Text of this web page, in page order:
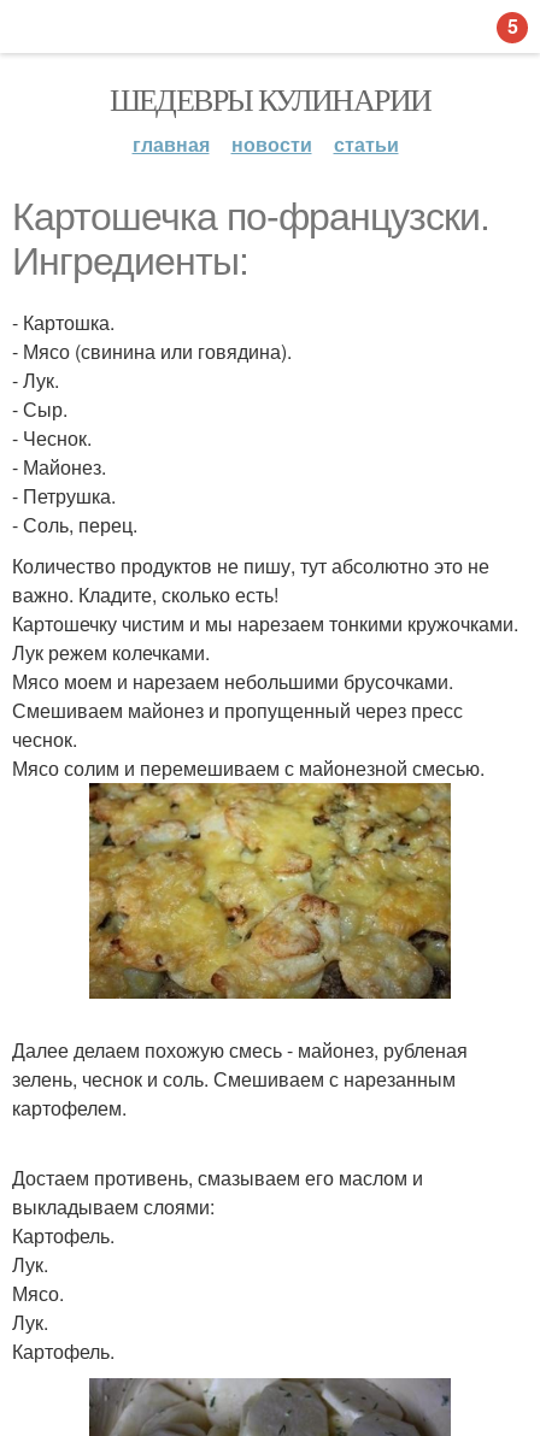
ШЕДЕВРЫ КУЛИНАРИИ
главная новости статьи
Картошечка по-французски.
Ингредиенты:
- Картошка.
- Мясо (свинина или говядина).
- Лук.
- Сыр.
- Чеснок.
- Майонез.
- Петрушка.
- Соль, перец.
Количество продуктов не пишу, тут абсолютно это не
важно. Кладите, сколько есть!
Картошечку чистим и мы нарезаем тонкими кружочками.
Лук режем колечками.
Мясо моем и нарезаем небольшими брусочками.
Смешиваем майонез и пропущенный через пресс
чеснок.
Мясо солим и перемешиваем с майонезной смесью.
Далее делаем похожую смесь - майонез, рубленая
зелень, чеснок и соль. Смешиваем с нарезанным
картофелем.
Достаем противень, смазываем его маслом и
выкладываем слоями:
Картофель.
Лук.
Мясо.
Лук.
Картофель.
5